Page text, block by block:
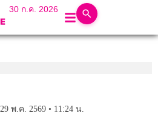
30 ก.ค. 2026
29 พ.ค. 2569 • 11:24 น.